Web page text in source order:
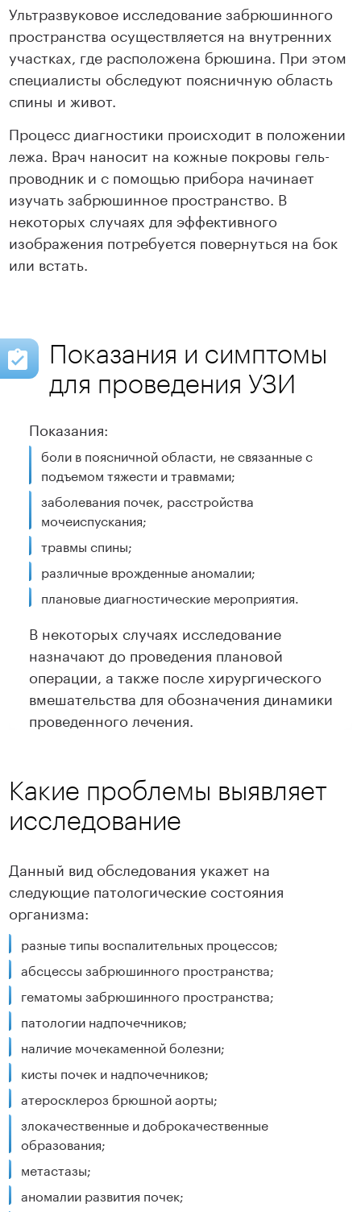
Ультразвуковое исследование забрюшинного
пространства осуществляется на внутренних
участках, где расположена брюшина. При этом
специалисты обследуют поясничную область
спины и живот.
Процесс диагностики происходит в положении
лежа. Врач наносит на кожные покровы гель-
проводник и с помощью прибора начинает
изучать забрюшинное пространство. В
некоторых случаях для эффективного
изображения потребуется повернуться на бок
или встать.
Показания и симптомы
для проведения УЗИ
Показания:
боли в поясничной области, не связанные с
подъемом тяжести и травмами;
заболевания почек, расстройства
мочеиспускания;
травмы спины;
различные врожденные аномалии;
плановые диагностические мероприятия.
В некоторых случаях исследование
назначают до проведения плановой
операции, а также после хирургического
вмешательства для обозначения динамики
проведенного лечения.
Какие проблемы выявляет
исследование
Данный вид обследования укажет на
следующие патологические состояния
организма:
разные типы воспалительных процессов;
абсцессы забрюшинного пространства;
гематомы забрюшинного пространства;
патологии надпочечников;
наличие мочекаменной болезни;
кисты почек и надпочечников;
атеросклероз брюшной аорты;
злокачественные и доброкачественные
образования;
метастазы;
аномалии развития почек;